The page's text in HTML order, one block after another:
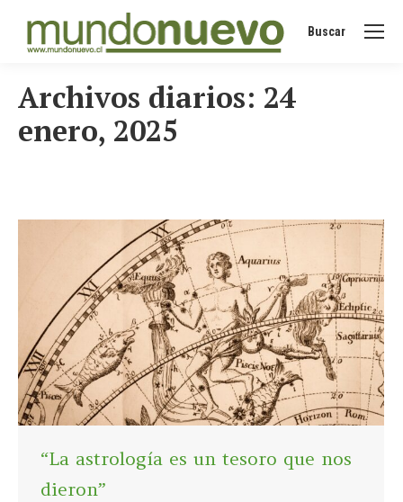
Buscar:
Buscar
Archivos diarios: 24
enero, 2025
“La astrología es un tesoro que nos
dieron”